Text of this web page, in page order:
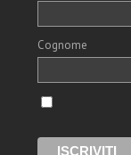
Cognome